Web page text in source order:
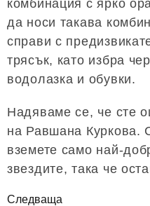
комбинация с ярко
да носи такава
справи с
трясък, като избра
водолазка и обувки.
Надяваме се, че сте
на Равшана Куркова.
вземете само най-
звездите, така че
Следваща